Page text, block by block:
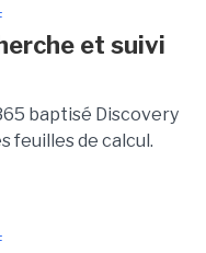
et suivi
baptisé Discovery
feuilles de calcul.